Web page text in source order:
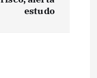
estudo